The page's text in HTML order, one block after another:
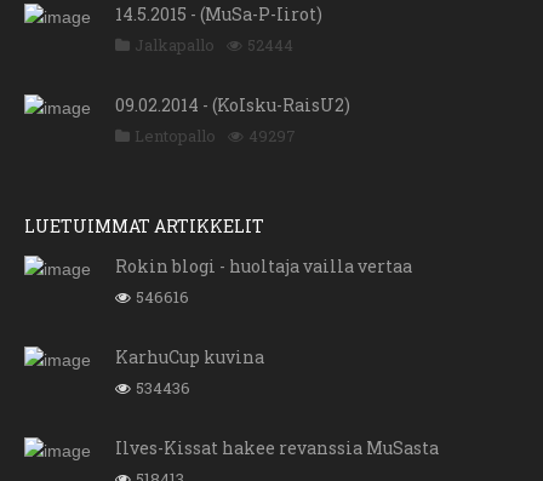
14.5.2015 - (MuSa-P-Iirot)
Jalkapallo 52444
09.02.2014 - (KoIsku-RaisU2)
Lentopallo 49297
LUETUIMMAT ARTIKKELIT
Rokin blogi - huoltaja vailla vertaa
546616
KarhuCup kuvina
534436
Ilves-Kissat hakee revanssia MuSasta